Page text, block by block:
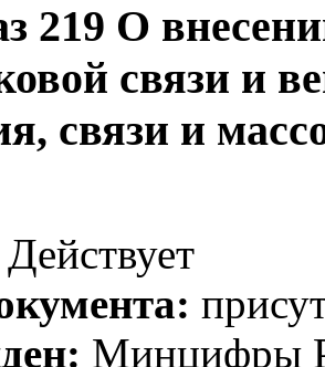
219 О
связи и
связи и
Действует
Минцифры